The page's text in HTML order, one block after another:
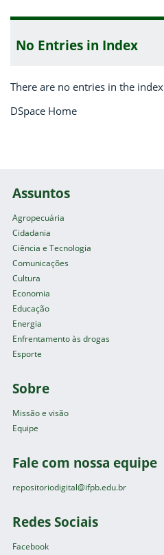
No Entries in Index
There are no entries in the
DSpace Home
Assuntos
Agropecuária
Cidadania
Ciência e Tecnologia
Comunicações
Cultura
Economia
Educação
Energia
Enfrentamento às drogas
Esporte
Sobre
Missão e visão
Equipe
Fale com nossa equipe
repositoriodigital@ifpb.edu.br
Redes Sociais
Facebook